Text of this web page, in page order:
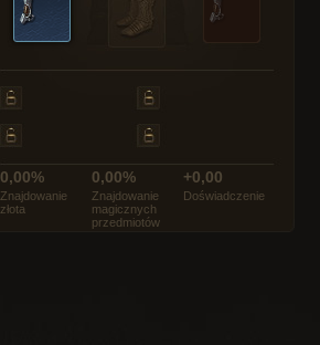
0,00%
Znajdowanie
złota
0,00%
Znajdowanie
magicznych
przedmiotów
+0,00
Doświadczenie